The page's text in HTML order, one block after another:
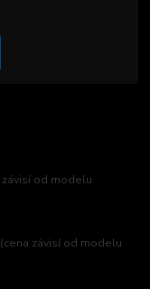
závisí od modelu
závisí od modelu